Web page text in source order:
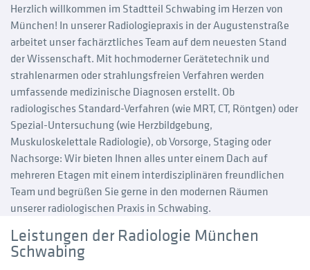
Herzlich willkommen im Stadtteil Schwabing im Herzen von
München! In unserer Radiologiepraxis in der Augustenstraße
arbeitet unser fachärztliches Team auf dem neuesten Stand
der Wissenschaft. Mit hochmoderner Gerätetechnik und
strahlenarmen oder strahlungsfreien Verfahren werden
umfassende medizinische Diagnosen erstellt. Ob
radiologisches Standard-Verfahren (wie MRT, CT, Röntgen) oder
Spezial-Untersuchung (wie Herzbildgebung,
Muskuloskelettale Radiologie), ob Vorsorge, Staging oder
Nachsorge: Wir bieten Ihnen alles unter einem Dach auf
mehreren Etagen mit einem interdisziplinären freundlichen
Team und begrüßen Sie gerne in den modernen Räumen
unserer radiologischen Praxis in Schwabing.
Leistungen der Radiologie München
Schwabing